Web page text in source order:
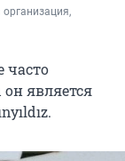
часто
является